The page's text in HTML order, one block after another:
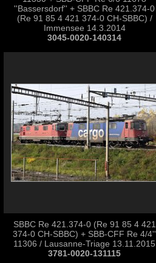
''Bassersdorf'' + SBBC Re 421.374-0
(Re 91 85 4 421 374-0 CH-SBBC) /
Immensee 14.3.2014
3045-0020-140314
SBBC Re 421.374-0 (Re 91 85 4 421
374-0 CH-SBBC) + SBB-CFF Re 4/4''
11306 / Lausanne-Triage 13.11.2015
3781-0020-131115